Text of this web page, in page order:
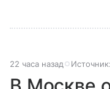
22 часа назад Источник: